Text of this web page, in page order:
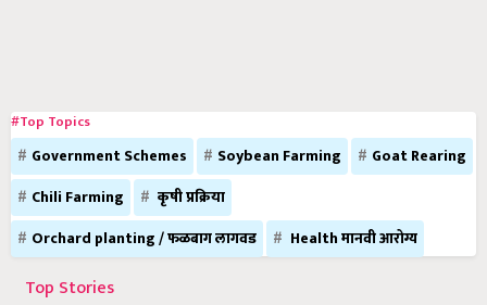
#Top Topics
Government Schemes Soybean Farming
Goat Rearing
Chili Farming
कृषी प्रक्रिया
Orchard planting / फळबाग लागवड
Health मानवी आरोग्य
Top Stories